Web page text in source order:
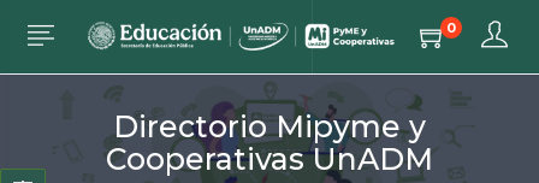
0
Directorio Mipyme y
Cooperativas UnADM